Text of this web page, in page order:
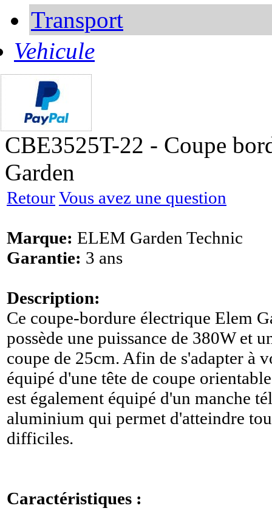
Transport
Vehicule
CBE3525T-22 - Coupe
Garden
RetourVous avez une question
Marque: ELEM Garden Technic
Garantie: 3 ans
Description:
Ce coupe-bordure électrique Elem
possède une puissance de 380W et
coupe de 25cm. Afin de s'adapter à
équipé d'une tête de coupe
est également équipé d'un manche
aluminium qui permet d'atteindre
difficiles.
Caractéristiques :